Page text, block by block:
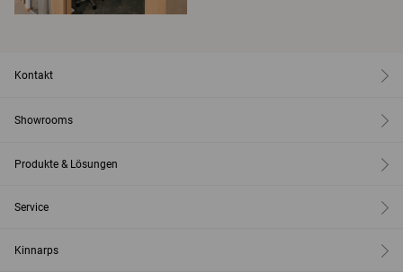
Kontakt
Showrooms
Produkte & Lösungen
Service
Kinnarps